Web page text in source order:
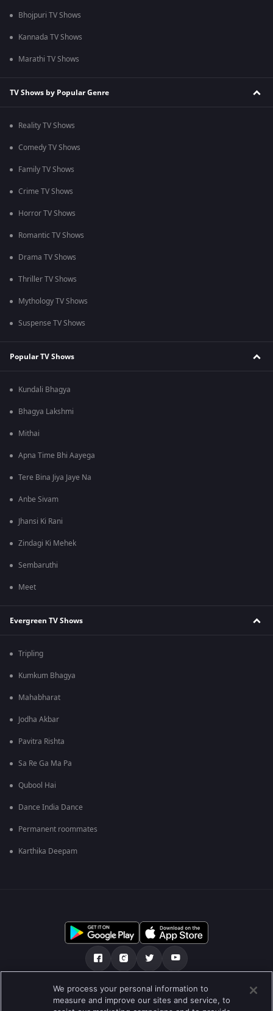
Bhojpuri TV Shows
Kannada TV Shows
Marathi TV Shows
TV Shows by Popular Genre
Reality TV Shows
Comedy TV Shows
Family TV Shows
Crime TV Shows
Horror TV Shows
Romantic TV Shows
Drama TV Shows
Thriller TV Shows
Mythology TV Shows
Suspense TV Shows
Popular TV Shows
Kundali Bhagya
Bhagya Lakshmi
Mithai
Apna Time Bhi Aayega
Tere Bina Jiya Jaye Na
Anbe Sivam
Jhansi Ki Rani
Zindagi Ki Mehek
Sembaruthi
Meet
Evergreen TV Shows
Tripling
Kumkum Bhagya
Mahabharat
Jodha Akbar
Pavitra Rishta
Sa Re Ga Ma Pa
Qubool Hai
Dance India Dance
Permanent roommates
Karthika Deepam
คำถามที่พบบ่อย นโยบายความเป็นส่วนตัว
We process your personal information to
measure and improve our sites and service, to